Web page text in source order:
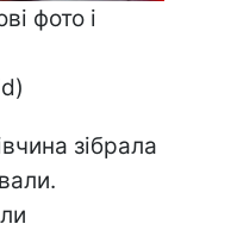
фото і
зібрала